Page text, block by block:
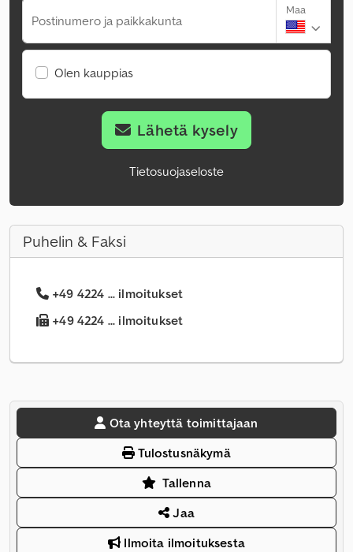
Postinumero ja paikkakunta
Maa
Olen kauppias
Lähetä kysely
Tietosuojaseloste
Puhelin & Faksi
+49 4224 ... ilmoitukset
+49 4224 ... ilmoitukset
Ota yhteyttä toimittajaan
Tulostusnäkymä
Tallenna
Jaa
Ilmoita ilmoituksesta